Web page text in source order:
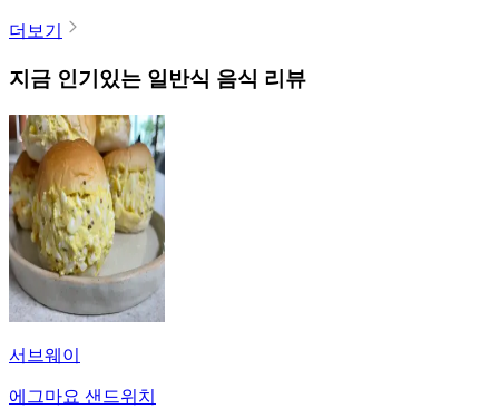
더보기
지금 인기있는 일반식 음식 리뷰
서브웨이
에그마요 샌드위치